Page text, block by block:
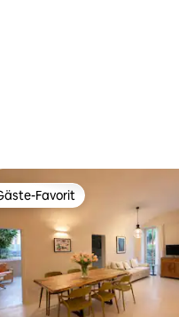
Bewertung: 5 von 5, 25
Favorit
Favorit